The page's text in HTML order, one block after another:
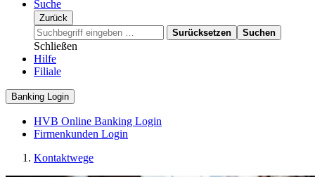
Suche
Zurück
Surücksetzen
Suchen
Schließen
Hilfe
Filiale
Banking Login
HVB Online Banking Login
Firmenkunden Login
Kontaktwege